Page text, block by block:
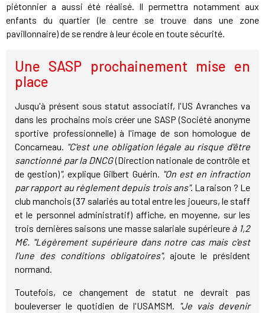
piétonnier a aussi été réalisé. Il permettra notamment aux
enfants du quartier (le centre se trouve dans une zone
pavillonnaire) de se rendre à leur école en toute sécurité.
Une SASP prochainement mise en
place
Jusqu'à présent sous statut associatif, l'US Avranches va
dans les prochains mois créer une SASP (Société anonyme
sportive professionnelle) à l'image de son homologue de
Concarneau. "C'est une obligation légale au risque d'être
sanctionné par la DNCG(Direction nationale de contrôle et
de gestion)", explique Gilbert Guérin. "On est en infraction
par rapport au règlement depuis trois ans". La raison ? Le
club manchois (37 salariés au total entre les joueurs, le staff
et le personnel administratif) affiche, en moyenne, sur les
trois dernières saisons une masse salariale supérieure à 1,2
M€. "Légèrement supérieure dans notre cas mais c'est
l'une des conditions obligatoires", ajoute le président
normand.
Toutefois, ce changement de statut ne devrait pas
bouleverser le quotidien de l'USAMSM. "Je vais devenir